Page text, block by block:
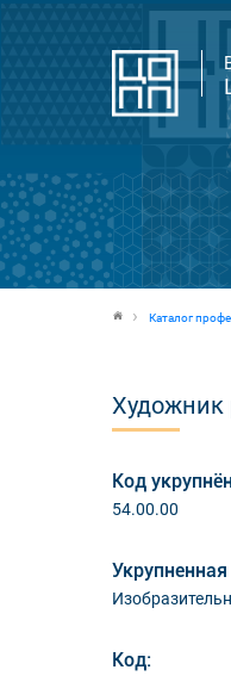
Каталог
Художник
Код
54.00.00
Укрупненная
Код: